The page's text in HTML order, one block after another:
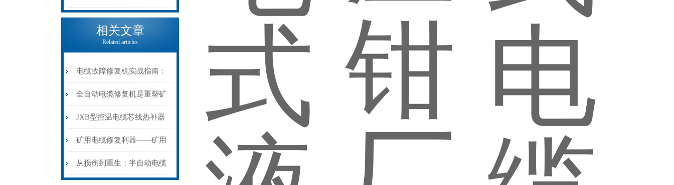
电缆热补机的核心价值
相关文章
Related articles
电缆故障修复机实战指南：
从“盲测”到“精确定点”的三
步作业法
全自动电缆修复机是重塑矿
山电力动脉的“智能外科医
生”
JXB型控温电缆芯线热补器
安装与接线：精准修复的工
艺基石
矿用电缆修复利器——矿用
电缆热补机智能控温，安全
从损伤到重生：半自动电缆